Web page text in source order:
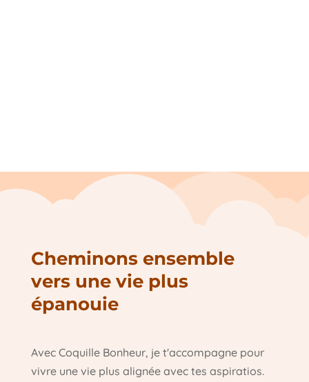
Cheminons ensemble
vers une vie plus
épanouie
Avec Coquille Bonheur, je t'accompagne pour
vivre une vie plus alignée avec tes aspiratios.